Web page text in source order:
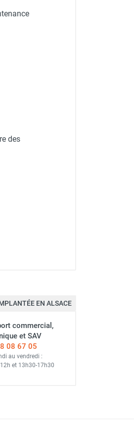
des
EN ALSACE
commercial,
et SAV
08 67 05
au vendredi :
et 13h30-17h30